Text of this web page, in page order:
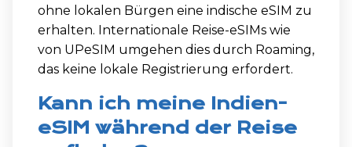
ohne lokalen Bürgen eine indische eSIM zu
erhalten. Internationale Reise-eSIMs wie
von UPeSIM umgehen dies durch Roaming,
das keine lokale Registrierung erfordert.
Kann ich meine Indien-
eSIM während der Reise